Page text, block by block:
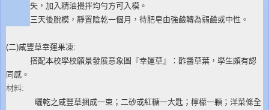
失，加入精油攪拌均勻方可入模。
三天後脫模，靜置陰乾一個月，待肥皂由強鹼轉為弱鹼或中性。
(二)咸豐草幸運果凍:
搭配本校學校願景發展意象圖『幸運草』：酢醬草葉，學生頗有認
同感。
材料:
曬乾之咸豐草捆成一束；二砂或紅糖一大匙；檸檬一顆；洋菜條全